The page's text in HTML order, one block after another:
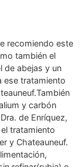
recomiendo este
también el
de abejas y un
ese tratamiento
y carbón
de Enríquez,
tratamiento
y Chateauneuf.